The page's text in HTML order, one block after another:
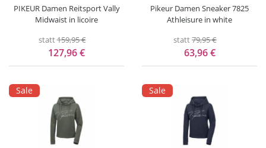
PIKEUR Damen Reitsport Vally
Midwaist in licoire
statt159,95 €
127,96 €
Pikeur Damen Sneaker 7825
Athleisure in white
statt79,95 €
63,96 €
Sale Sale